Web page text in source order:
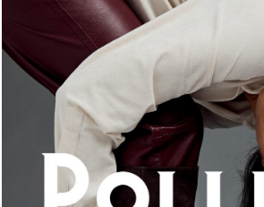
An ode to the house’s vibrant Italian